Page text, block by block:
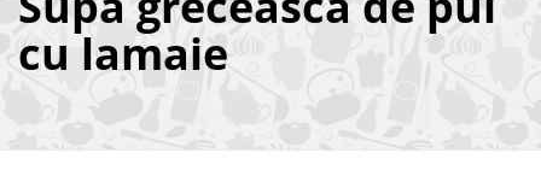
cu lamaie